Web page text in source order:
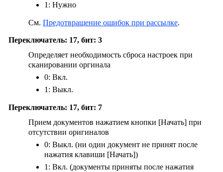
1: Нужно
См. Предотвращение ошибок при рассылке.
Переключатель: 17, бит: 3
Определяет необходимость сброса настроек при
сканировании оргинала
0: Вкл.
1: Выкл.
Переключатель: 17, бит: 7
Прием документов нажатием кнопки [Начать] при
отсутствии оригиналов
0: Выкл. (ни один документ не принят после
нажатия клавиши [Начать])
1: Вкл. (документы приняты после нажатия